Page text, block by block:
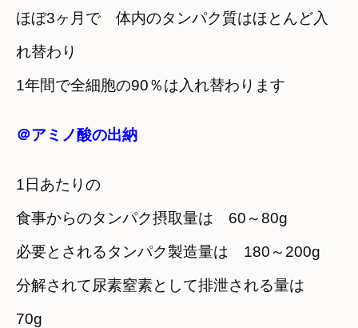
ほぼ3ヶ月で 体内のタンパク質はほとんど入
れ替わり
1年間で全細胞の90％は入れ替わります
＠アミノ酸の出納
1日あたりの
食事からのタンパク摂取量は 60～80g
必要とされるタンパク製造量は 180～200g
分解されて尿素窒素として排泄される量は
70g